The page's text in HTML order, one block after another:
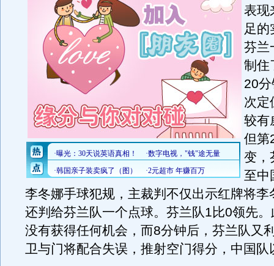
表现
足的
芬兰
制住
20
次定
较有
但第
变，
至中
李冬娜手球犯规，主裁判不仅出示红牌将李
还判给芬兰队一个点球。芬兰队1比0领先
没有获得任何机会，而8分钟后，芬兰队又
卫与门将配合失误，推射空门得分，中国队